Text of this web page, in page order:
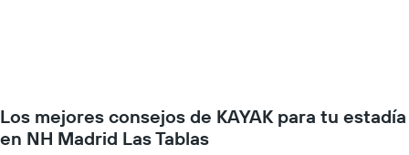
muestra
1
eje
que
se
Los mejores consejos de KAYAK para tu estadía
en NH Madrid Las Tablas